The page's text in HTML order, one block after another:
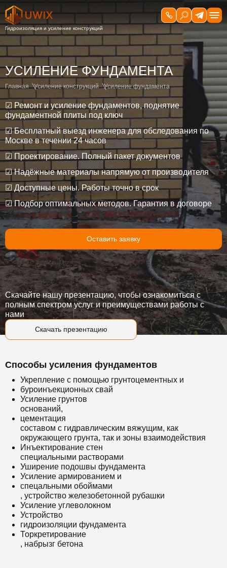
УСИЛЕНИЕ ФУНДАМЕНТА
Главная Усиление конструкций Усиление фундамента
☑ Ремонт и усиление фундаментов, поднятие
фундаментной плиты под ключ
☑ Бесплатный выезд инженера для обследования по
Москве в течении 24 часов
☑ Проектирование. Полный пакет документов
☑ Надёжные материалы напрямую от производителя
☑ Доступные цены. Работы точно в срок
☑ Подбор оптимальных методов. Гарантия в договоре
Оставить заявку
Скачать презентацию
Скачайте нашу презентацию, чтобы ознакомиться с
полным спектром услуг и преимуществами работы с
нами
Способы усиления фундаментов
Укрепление с помощью грунтоцементных и
буроинъекционных свай
Усиление грунтов
оснований,
цементация
составом с гидравлическим вяжущим, как
окружающего грунта, так и зоны взаимодействия
Инъектирование стен
специальными растворами
Уширение подошвы фундамента
Усиление армированием и
спецальными обоймами
, устройство железобетонной рубашки
Усиление углеволокном
Устройство
гидроизоляции фундамента
Торкретирование
, набрызг бетона